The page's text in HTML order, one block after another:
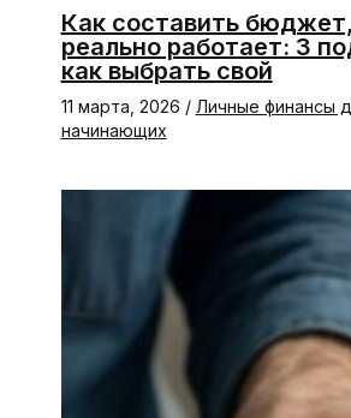
Как составить
реально работает: 3
как выбрать свой
11 марта, 2026 / Личные финансы
начинающих